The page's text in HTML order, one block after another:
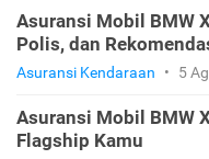
Asuransi Mobil BMW
Polis, dan
Asuransi Kendaraan • 5
Asuransi Mobil BMW
Flagship Kamu